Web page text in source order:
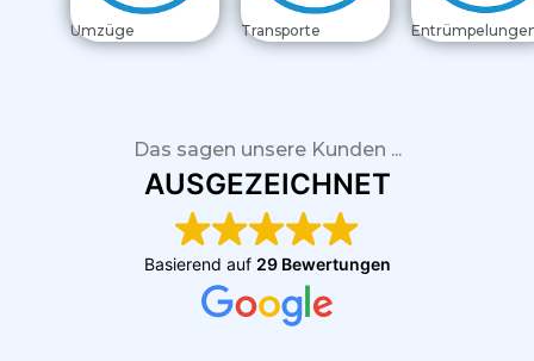
Umzüge Transporte
Das sagen unsere Kunden ...
AUSGEZEICHNET
Basierend auf 29 Bewertungen